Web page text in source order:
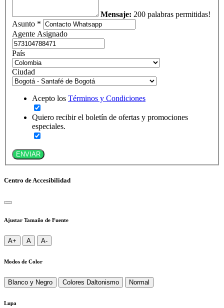
Mensaje: 200 palabras permitidas!
Asunto *
Agente Asignado
País
Ciudad
Acepto los Términos y Condiciones
Quiero recibir el boletín de ofertas y promociones
especiales.
ENVIAR
Centro de Accesibilidad
Ajustar Tamaño de Fuente
A+ A A-
Modos de Color
Blanco y Negro Colores Daltonismo Normal
Lupa